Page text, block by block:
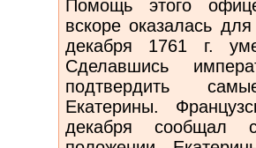
Помощь этого
вскоре оказалась
декабря 1761 г.
Сделавшись
подтвердить
Екатерины.
декабря сообщал